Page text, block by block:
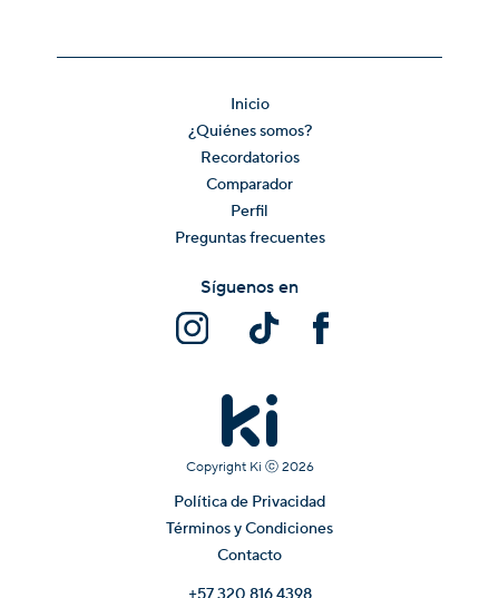
Inicio
¿Quiénes somos?
Recordatorios
Comparador
Perfil
Preguntas frecuentes
Copyright Ki ⓒ 2026
Política de Privacidad
Términos y Condiciones
Contacto
Síguenos en